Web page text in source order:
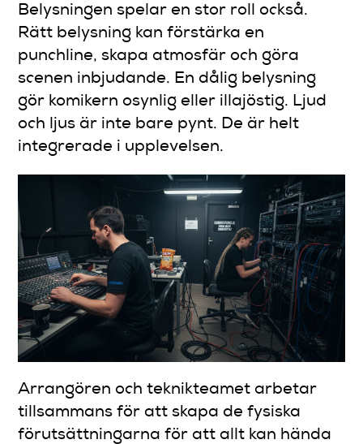
Belysningen spelar en stor roll också.
Rätt belysning kan förstärka en
punchline, skapa atmosfär och göra
scenen inbjudande. En dålig belysning
gör komikern osynlig eller illajöstig. Ljud
och ljus är inte bare pynt. De är helt
integrerade i upplevelsen.
Arrangören och teknikteamet arbetar
tillsammans för att skapa de fysiska
förutsättningarna för att allt kan hända